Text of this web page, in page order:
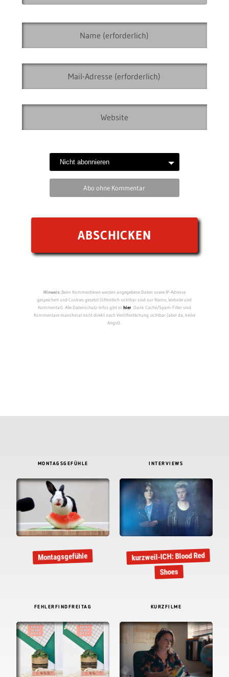
Abo ohne Kommentar
Hinweis:Beim Kommentieren werden angegebene Daten sowie IP-Adresse
gespeichert und Cookies gesetzt (öffentlich sichtbar sind nur Name, Website und
Kommentar). Alle Datenschutz-Infos gibt eshier. Dank Cache/Spam-Filter sind
Kommentare manchmal nicht direkt nach Veröffentlichung sichtbar (aber da, keine
Angst).
MONTAGSGEFÜHLE
Montagsgefühle
INTERVIEWS
kurzweil-ICH: Blood Red
Shoes
FEHLERFINDFREITAG KURZFILME